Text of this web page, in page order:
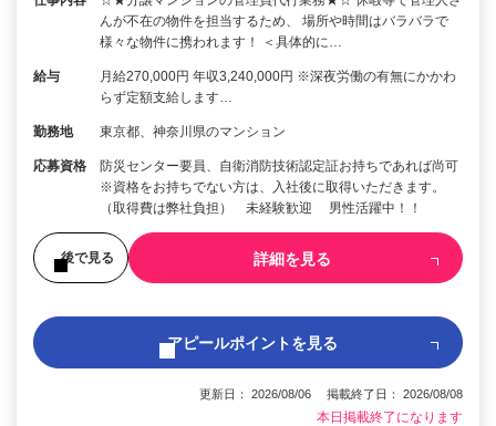
んが不在の物件を担当するため、 場所や時間はバラバラで
様々な物件に携われます！ ＜具体的に…
給与
月給270,000円 年収3,240,000円 ※深夜労働の有無にかかわ
らず定額支給します…
勤務地 東京都、神奈川県のマンション
応募資格
防災センター要員、自衛消防技術認定証お持ちであれば尚可
※資格をお持ちでない方は、入社後に取得いただきます。
（取得費は弊社負担） 未経験歓迎 男性活躍中！！
後で見る 詳細を見る
アピールポイントを見る
更新日： 2026/08/06 掲載終了日： 2026/08/08
本日掲載終了になります